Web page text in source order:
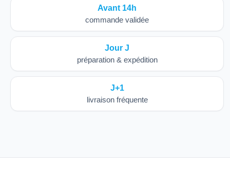
Avant 14h
commande validée
Jour J
préparation & expédition
J+1
livraison fréquente